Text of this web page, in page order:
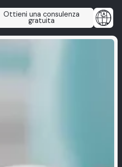
Ottieni una consulenza
gratuita